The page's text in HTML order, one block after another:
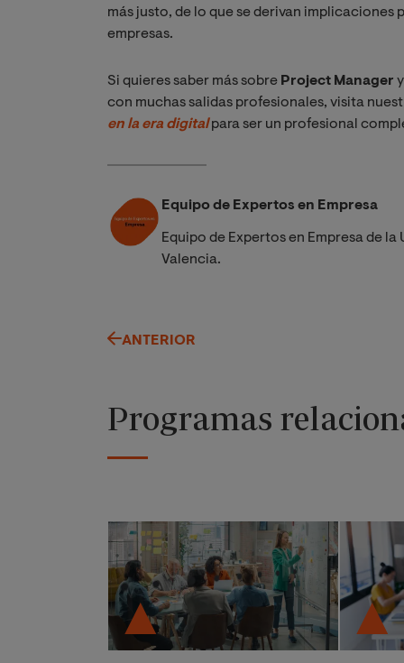
más justo, de lo que se derivan
empresas.
Si quieres saber más sobre Project Manager
con muchas salidas profesionales, visita
en la era digitalpara ser un profesional
Equipo de Expertos en Empresa
Equipo de Expertos en Empresa de
Valencia.
ANTERIOR
Programas